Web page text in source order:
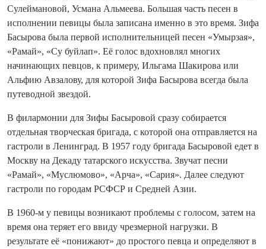
Сулеймановой, Усмана Альмеева. Большая часть песен в
исполнении певицы была записана именно в это время. Зифа
Басырова была первой исполнительницей песен «Умырзая»,
«Рамай», «Су буйлап». Её голос вдохновлял многих
начинающих певцов, к примеру, Ильгама Шакирова или
Альфию Авзалову, для которой Зифа Басырова всегда была
путеводной звездой.
В филармонии для Зифы Басыровой сразу собирается
отдельная творческая бригада, с которой она отправляется на
гастроли в Ленинград. В 1957 году бригада Басыровой едет в
Москву на Декаду татарского искусства. Звучат песни
«Рамай», «Муслюмово», «Арча», «Сария». Далее следуют
гастроли по городам РСФСР и Средней Азии.
В 1960-м у певицы возникают проблемы с голосом, затем на
время она теряет его ввиду чрезмерной нагрузки. В
результате её «понижают» до простого певца и определяют в